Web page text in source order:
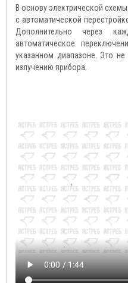
В основу электрической
с автоматической
Дополнительно через
автоматическое
указанном диапазоне. Это
излучению прибора.